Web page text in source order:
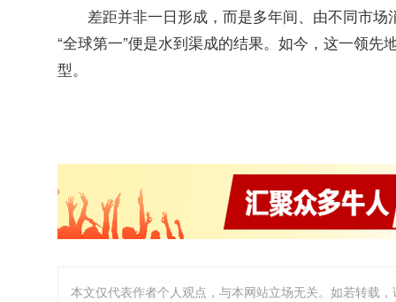
差距并非一日形成，而是多年间、由不同市
“全球第一”便是水到渠成的结果。如今，这一领
型。
本文仅代表作者个人观点，与本网站立场无关。如若转载